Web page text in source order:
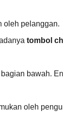
oleh pelanggan.
tombol
bawah.
oleh